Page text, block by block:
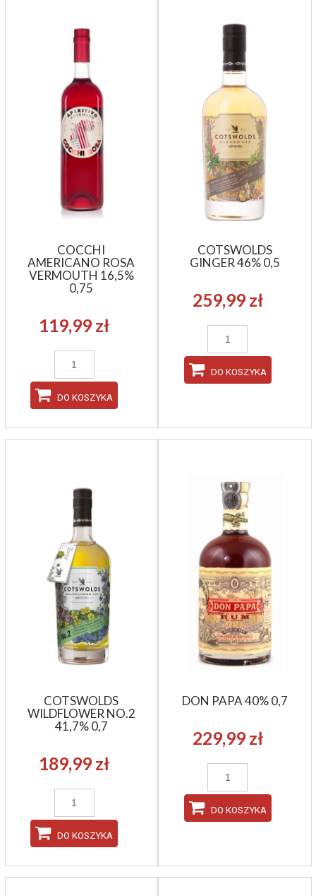
COCCHI
AMERICANO ROSA
VERMOUTH 16,5%
0,75
119,99 zł
DO KOSZYKA
COTSWOLDS
GINGER 46% 0,5
259,99 zł
DO KOSZYKA
COTSWOLDS
WILDFLOWER NO.2
41,7% 0,7
189,99 zł
DO KOSZYKA
DON PAPA 40% 0,7
229,99 zł
DO KOSZYKA